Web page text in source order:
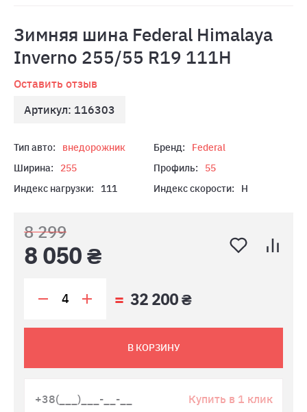
Зимняя шина Federal Himalaya
Inverno 255/55 R19 111H
Оставить отзыв
Артикул: 116303
Тип авто: внедорожник Бренд:
Federal
Ширина:
255 Профиль:
55
Индекс нагрузки:
111 Индекс скорости: H
8 299
8 050 ₴
32 200 ₴
В КОРЗИНУ
Купить в 1 клик